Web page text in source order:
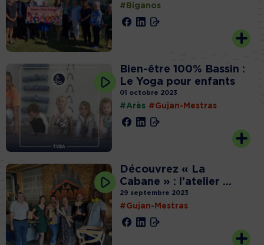
#Biganos
Bien-être 100% Bassin :
Le Yoga pour enfants
01 octobre 2023
#Arès #Gujan-Mestras
Découvrez « La
Cabane » : l’atelier ...
29 septembre 2023
#Gujan-Mestras